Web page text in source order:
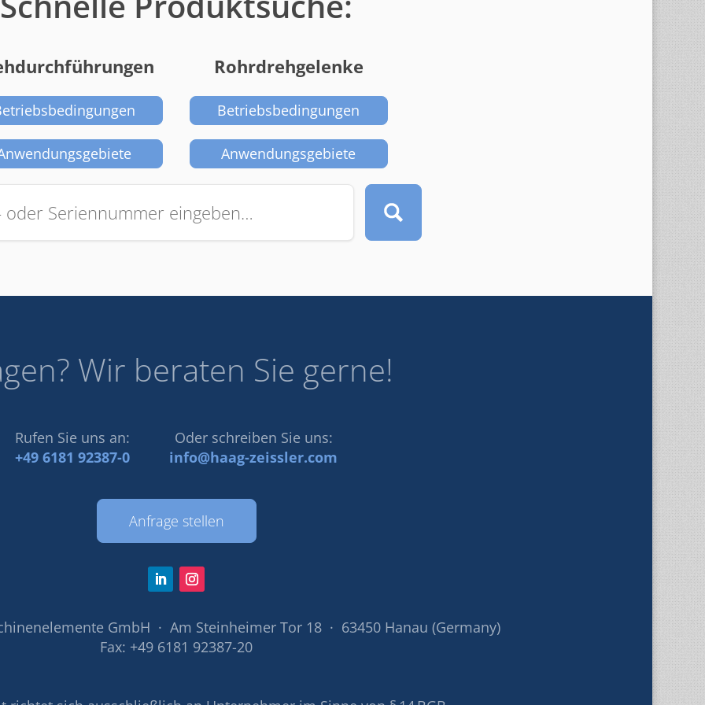
Rohrdrehgelenke
Betriebsbedingungen
Anwendungsgebiete
Wir beraten Sie gerne!
Rufen Sie uns an:
+49 6181 92387-0
Oder schreiben Sie uns:
info@haag-zeissler.com
Anfrage stellen
GmbH · Am Steinheimer Tor 18 · 63450 Hanau (Germany)
Fax: +49 6181 92387-20